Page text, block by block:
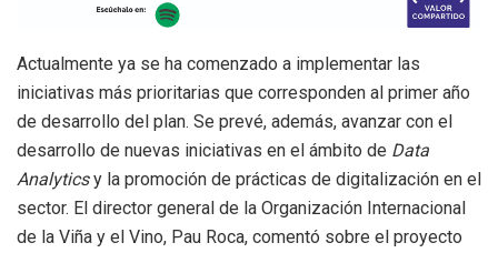
Actualmente ya se ha comenzado a implementar las
iniciativas más prioritarias que corresponden al primer año
de desarrollo del plan. Se prevé, además, avanzar con el
desarrollo de nuevas iniciativas en el ámbito de Data
Analyticsy la promoción de prácticas de digitalización en el
sector. El director general de la Organización Internacional
de la Viña y el Vino, Pau Roca, comentó sobre el proyecto